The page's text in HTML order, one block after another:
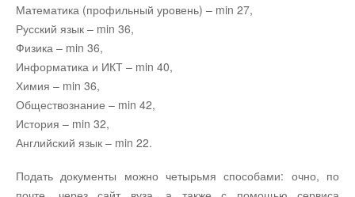
Математика (профильный уровень) – min 27,
Русский язык – min 36,
Физика – min 36,
Информатика и ИКТ – min 40,
Химия – min 36,
Обществознание – min 42,
История – min 32,
Английский язык – min 22.
Подать документы можно четырьмя способами: очно, по